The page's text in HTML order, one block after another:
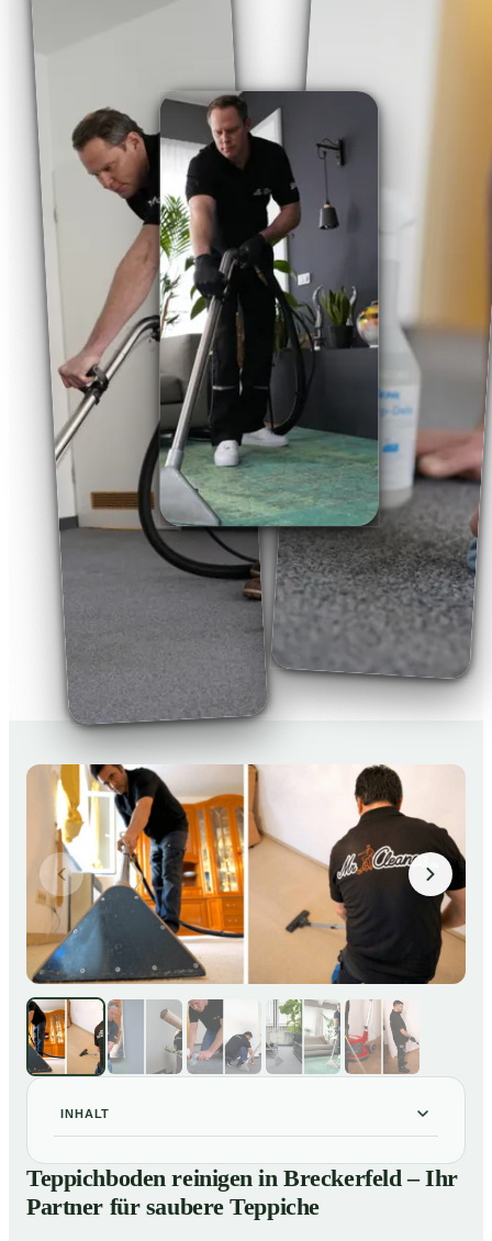
INHALT
01Teppichboden reinigen in Breckerfeld – Ihr Partner für
saubere Teppiche
Unsere Leistungen beim Teppichboden reinigen in
Teppichboden reinigen in Breckerfeld – Ihr
Partner für saubere Teppiche